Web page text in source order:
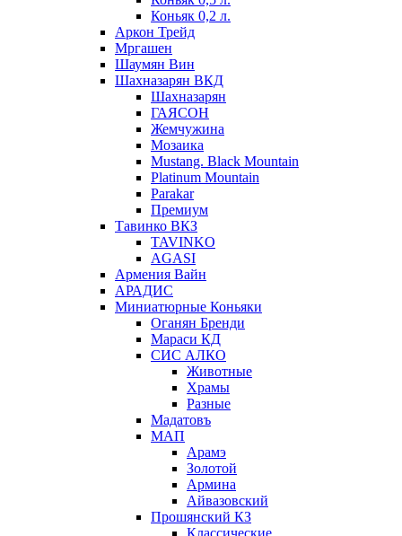
Коньяк 0,2 л.
Аркон Трейд
Мргашен
Шаумян Вин
Шахназарян ВКД
Шахназарян
ГАЯСОН
Жемчужина
Мозаика
Mustang. Black Mountain
Platinum Mountain
Parakar
Премиум
Тавинко ВКЗ
TAVINKO
AGASI
Армения Вайн
АРАДИС
Миниатюрные Коньяки
Оганян Бренди
Мараси КД
СИС АЛКО
Животные
Храмы
Разные
Мадатовъ
МАП
Арамэ
Золотой
Армина
Айвазовский
Прошянский КЗ
Классические